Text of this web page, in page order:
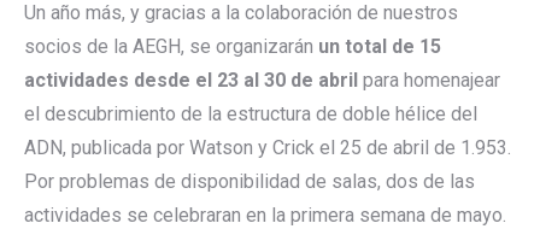
Un año más, y gracias a la colaboración de nuestros
socios de la AEGH, se organizarán un total de 15
actividades desde el 23 al 30 de abril para homenajear
el descubrimiento de la estructura de doble hélice del
ADN, publicada por Watson y Crick el 25 de abril de 1.953.
Por problemas de disponibilidad de salas, dos de las
actividades se celebraran en la primera semana de mayo.